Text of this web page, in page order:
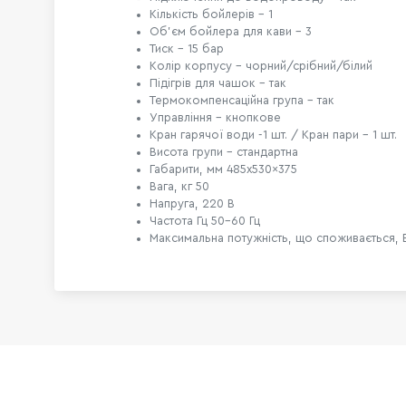
Кількість бойлерів – 1
Об'єм бойлера для кави – 3
Тиск – 15 бар
Колір корпусу - чорний/срібний/білий
Підігрів для чашок - так
Термокомпенсаційна група – так
Управління – кнопкове
Кран гарячої води -1 шт. / Кран пари – 1 шт.
Висота групи – стандартна
Габарити, мм 485x530x375
Вага, кг 50
Напруга, 220 В
Частота Гц 50-60 Гц
Максимальна потужність, що споживається,